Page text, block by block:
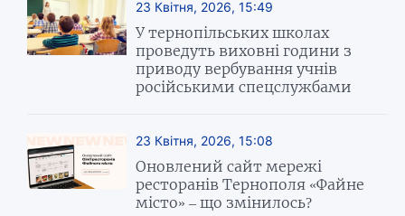
23 Квітня, 2026, 15:49
У тернопільських школах
проведуть виховні години з
приводу вербування учнів
російськими спецслужбами
23 Квітня, 2026, 15:08
Оновлений сайт мережі
ресторанів Тернополя «Файне
місто» – що змінилось?